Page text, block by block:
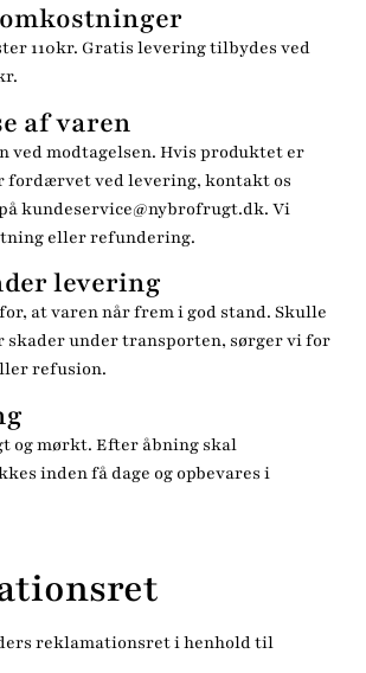
110kr. Gratis levering tilbydes ved
af varen
ved modtagelsen. Hvis produktet er
fordærvet ved levering, kontakt os
kundeservice@nybrofrugt.dk. Vi
eller refundering.
levering
at varen når frem i god stand. Skulle
skader under transporten, sørger vi for
refusion.
og mørkt. Efter åbning skal
inden få dage og opbevares i
reklamationsret i henhold til